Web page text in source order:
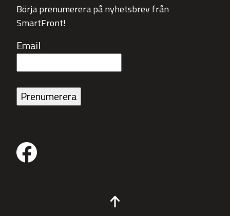
Börja prenumerera på nyhetsbrev från
SmartFront!
Email